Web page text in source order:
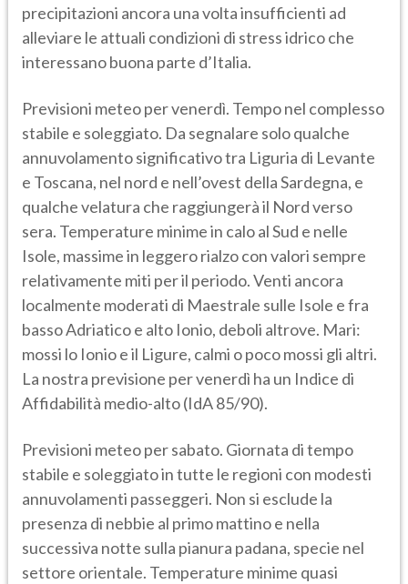
precipitazioni ancora una volta insufficienti ad
alleviare le attuali condizioni di stress idrico che
interessano buona parte d’Italia.
Previsioni meteo per venerdì. Tempo nel complesso
stabile e soleggiato. Da segnalare solo qualche
annuvolamento significativo tra Liguria di Levante
e Toscana, nel nord e nell’ovest della Sardegna, e
qualche velatura che raggiungerà il Nord verso
sera. Temperature minime in calo al Sud e nelle
Isole, massime in leggero rialzo con valori sempre
relativamente miti per il periodo. Venti ancora
localmente moderati di Maestrale sulle Isole e fra
basso Adriatico e alto Ionio, deboli altrove. Mari:
mossi lo Ionio e il Ligure, calmi o poco mossi gli altri.
La nostra previsione per venerdì ha un Indice di
Affidabilità medio-alto (IdA 85/90).
Previsioni meteo per sabato. Giornata di tempo
stabile e soleggiato in tutte le regioni con modesti
annuvolamenti passeggeri. Non si esclude la
presenza di nebbie al primo mattino e nella
successiva notte sulla pianura padana, specie nel
settore orientale. Temperature minime quasi